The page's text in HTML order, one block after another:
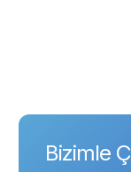
Bizimle